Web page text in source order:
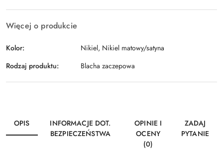
Więcej o produkcie
Kolor:
Nikiel, Nikiel matowy/satyna
Rodzaj produktu:
Blacha zaczepowa
OPIS
INFORMACJE DOT.
BEZPIECZEŃSTWA
OPINIE I
OCENY
(0)
ZADAJ
PYTANIE